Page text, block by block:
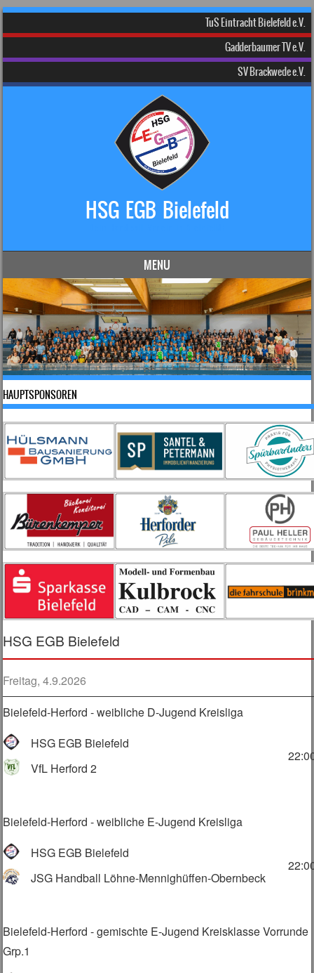
TuS Eintracht Bielefeld e.V.
Gadderbaumer TV e.V.
SV Brackwede e.V.
HSG EGB Bielefeld
MENU
Skip to content
HAUPTSPONSOREN
HSG EGB Bielefeld
Freitag, 4.9.2026
Bielefeld-Herford - weibliche D-Jugend Kreisliga
HSG EGB Bielefeld
VfL Herford 2
Bielefeld-Herford - weibliche E-Jugend Kreisliga
HSG EGB Bielefeld
JSG Handball Löhne-Mennighüffen-Obernbeck
Bielefeld-Herford - gemischte E-Jugend Kreisklasse Vorrunde
Grp.1